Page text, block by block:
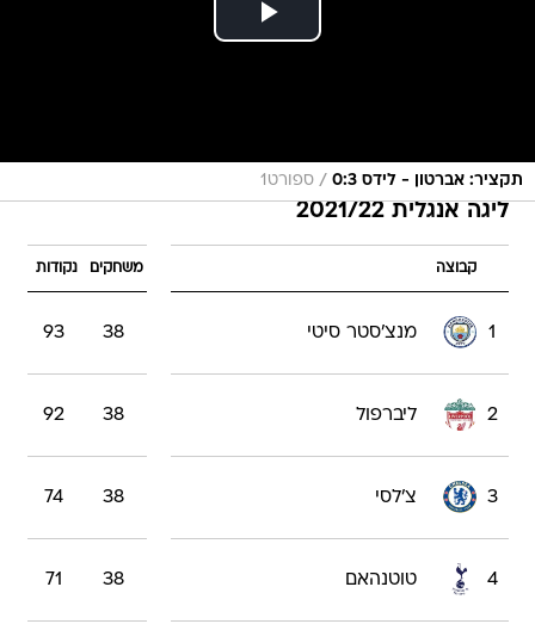
תקציר: אברטון - לידס 0:3 / ספורט1
ליגה אנגלית 2021/22
קבוצה משחקים נקודות
1 מנצ'סטר סיטי 38
93
2 ליברפול 38
92
3 צ'לסי 38
74
4 טוטנהאם 38
71